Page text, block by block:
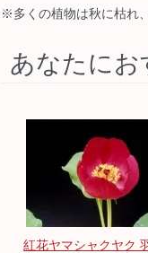
※多くの植物は秋に枯れ
あなたにお
紅花ヤマシャクヤク